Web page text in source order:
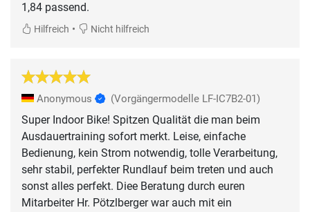
1,84 passend.
Hilfreich • Nicht hilfreich
Anonymous (Vorgängermodelle LF-IC7B2-01)
Super Indoor Bike! Spitzen Qualität die man beim
Ausdauertraining sofort merkt. Leise, einfache
Bedienung, kein Strom notwendig, tolle Verarbeitung,
sehr stabil, perfekter Rundlauf beim treten und auch
sonst alles perfekt. Diee Beratung durch euren
Mitarbeiter Hr. Pötzlberger war auch mit ein